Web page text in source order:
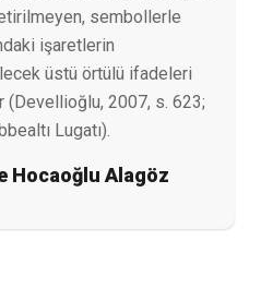
sembollerle
işaretlerin
üstü örtülü ifadeleri
(Devellioğlu, 2007, s. 623;
Lugatı).
Hocaoğlu Alagöz